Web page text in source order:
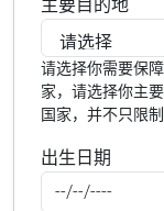
主要目的地
请选择你需要保
家，请选择你主
国家，并不只限
出生日期